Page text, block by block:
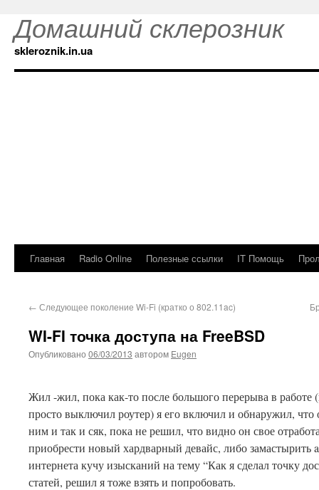
Домашний склерозник
skleroznik.in.ua
Главная Radio Online Полезные ссылки IT Помощь
← Следующее поколение Wi-Fi (кратко о 802.11ac)
WI-FI точка доступа на FreeBSD
Опубликовано 06/03/2013 автором Eugen
Жил -жил, пока как-то после большого перерыва в работе
просто выключил роутер) я его включил и обнаружил,
ним и так и сяк, пока не решил, что видно он свое
приобрести новый хардварный девайс, либо замастырить
интернета кучу изысканий на тему “Как я сделал точку
статей, решил я тоже взять и попробовать.